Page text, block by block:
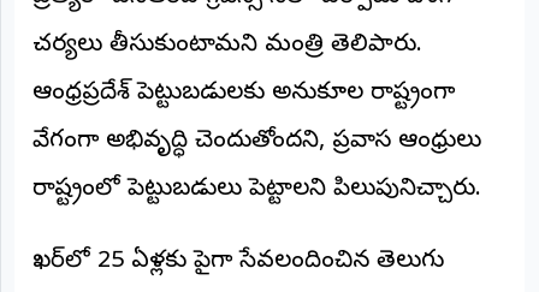
చర్యలు తీసుకుంటామని మంత్రి తెలిపారు.
ఆంధ్రప్రదేశ్ పెట్టుబడులకు అనుకూల రాష్ట్రంగా
వేగంగా అభివృద్ధి చెందుతోందని, ప్రవాస ఆంధ్రులు
రాష్ట్రంలో పెట్టుబడులు పెట్టాలని పిలుపునిచ్చారు.
ఖతార్‌లో 25 ఏళ్లకు పైగా సేవలందించిన తెలుగు